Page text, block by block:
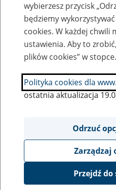
Nazwa zakładu pracy:
SZUKAJ
Ukryj wszystkie pozycje
wybierzesz przycisk
będziemy
cookies. W każdej chwili
ustawienia. Aby to
plików cookies” w stopce.
Polityka cookies dla
ostatnia aktualizacja
Odrzuć
Zarządzaj
Przejdź